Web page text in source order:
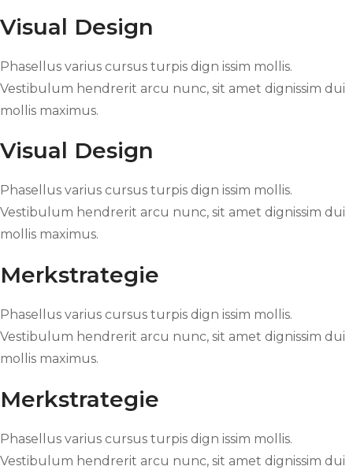
Visual Design
Phasellus varius cursus turpis dign issim mollis.
Vestibulum hendrerit arcu nunc, sit amet dignissim dui
mollis maximus.
Visual Design
Phasellus varius cursus turpis dign issim mollis.
Vestibulum hendrerit arcu nunc, sit amet dignissim dui
mollis maximus.
Merkstrategie
Phasellus varius cursus turpis dign issim mollis.
Vestibulum hendrerit arcu nunc, sit amet dignissim dui
mollis maximus.
Merkstrategie
Phasellus varius cursus turpis dign issim mollis.
Vestibulum hendrerit arcu nunc, sit amet dignissim dui